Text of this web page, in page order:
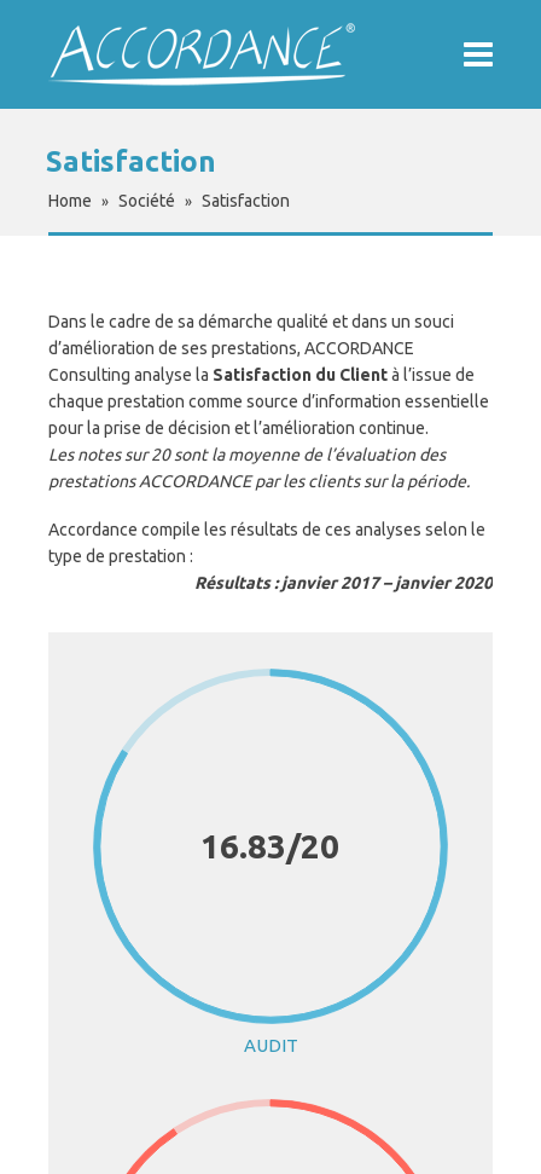
Satisfaction
Home » Société » Satisfaction
Dans le cadre de sa démarche qualité et dans un souci
d’amélioration de ses prestations, ACCORDANCE
Consulting analyse la Satisfaction du Clientà l’issue de
chaque prestation comme source d’information essentielle
pour la prise de décision et l’amélioration continue.
Les notes sur 20 sont la moyenne de l’évaluation des
prestations ACCORDANCE par les clients sur la période.
Accordance compile les résultats de ces analyses selon le
type de prestation :
Résultats : janvier 2017 – janvier 2020
16.83/20
AUDIT